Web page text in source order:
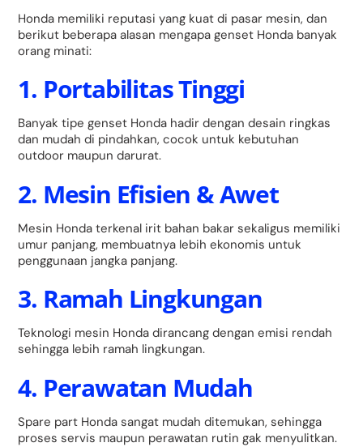
Honda memiliki reputasi yang kuat di pasar mesin, dan
berikut beberapa alasan mengapa genset Honda banyak
orang minati:
1. Portabilitas Tinggi
Banyak tipe genset Honda hadir dengan desain ringkas
dan mudah di pindahkan, cocok untuk kebutuhan
outdoor maupun darurat.
2. Mesin Efisien & Awet
Mesin Honda terkenal irit bahan bakar sekaligus memiliki
umur panjang, membuatnya lebih ekonomis untuk
penggunaan jangka panjang.
3. Ramah Lingkungan
Teknologi mesin Honda dirancang dengan emisi rendah
sehingga lebih ramah lingkungan.
4. Perawatan Mudah
Spare part Honda sangat mudah ditemukan, sehingga
proses servis maupun perawatan rutin gak menyulitkan.